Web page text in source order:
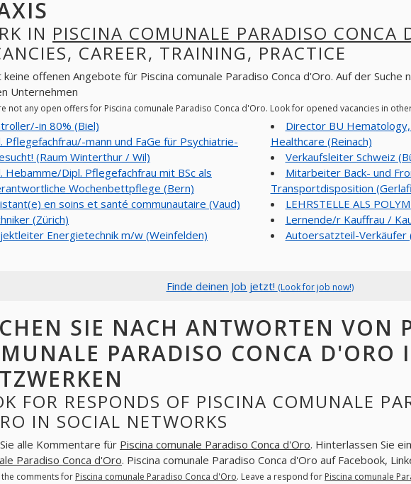
IN PISCINA COMUNALE PARADISO CONCA
CAREER, TRAINING, PRACTICE
keine offenen Angebote für Piscina comunale Paradiso Conca d'Oro. Auf der Suche
Unternehmen
not any open offers for Piscina comunale Paradiso Conca d'Oro. Look for opened vacancies in
in 80% (Biel)
Pflegefachfrau/-mann und FaGe für Psychiatrie-
(Raum Winterthur / Wil)
Hebamme/Dipl. Pflegefachfrau mit BSc als
Wochenbettpflege (Bern)
en soins et santé communautaire (Vaud)
(Zürich)
Energietechnik m/w (Weinfelden)
Director BU
Healthcare (Reinach)
Verkaufsleiter Schweiz
Mitarbeiter Back- und
Transportdisposition
LEHRSTELLE ALS
Lernende/r Kauffrau /
Autoersatzteil-Verkäufer
Finde deinen Job jetzt! (Look for job now!)
SIE NACH ANTWORTEN VON
PARADISO CONCA D'ORO
FOR RESPONDS OF PISCINA COMUNALE
IN SOCIAL NETWORKS
alle Kommentare für Piscina comunale Paradiso Conca d'Oro. Hinterlassen Sie
Paradiso Conca d'Oro. Piscina comunale Paradiso Conca d'Oro auf Facebook,
the comments for Piscina comunale Paradiso Conca d'Oro. Leave a respond for Piscina comunale